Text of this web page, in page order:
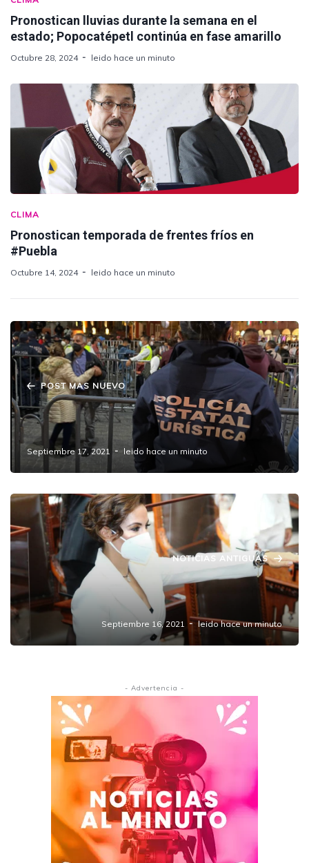
Pronostican lluvias durante la semana en el
estado; Popocatépetl continúa en fase amarillo
Octubre 28, 2024 leido hace un minuto
CLIMA
Pronostican temporada de frentes fríos en
#Puebla
Octubre 14, 2024 leido hace un minuto
POST MAS NUEVO
Reporta SSP saldo blanco durante
celebraciones del Grito de Independencia.
Septiembre 17, 2021 leido hace un minuto
NOTICIAS ANTIGUAS
Toma protesta Mónica Silva como diputada
del distrito 12 con cabecera en #Amozoc.
Septiembre 16, 2021 leido hace un minuto
- Advertencia -